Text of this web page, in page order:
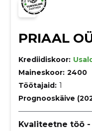
PRIAAL
Krediidiskoor:
Maineskoor: 2400
Töötajaid: 1
Prognooskäive
Kvaliteetne töö